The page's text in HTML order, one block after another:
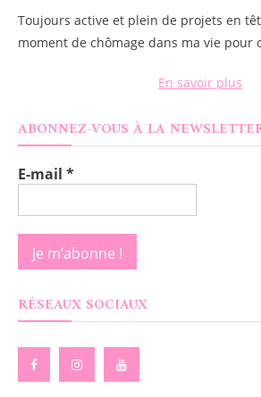
Toujours active et plein de projets en
moment de chômage dans ma vie pour
En savoir plus
ABONNEZ-VOUS À LA
E-mail *
RÉSEAUX SOCIAUX